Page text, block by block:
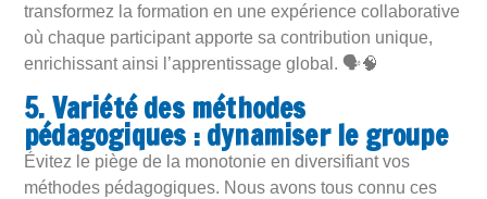
transformez la formation en une expérience collaborative
où chaque participant apporte sa contribution unique,
enrichissant ainsi l’apprentissage global. 🗣️🧠
5. Variété des méthodes
pédagogiques : dynamiser le groupe
Évitez le piège de la monotonie en diversifiant vos
méthodes pédagogiques. Nous avons tous connu ces